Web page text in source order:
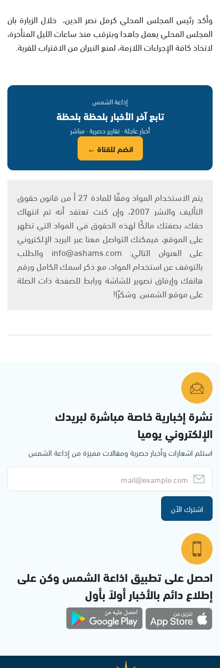
وأكد رئيس المجلس المحلي كرمل نصر الدين، خلال الزيارة بان
المجلس المحلي يعمل جاهدا وبترقب منذ ساعات الليل المتأخرة،
لاتخاذ كافة الإجراءات اللازمة، لمنع النيران من الاقتراب للقرية.
إذاعة الشمس
تابع آخر الأخبار بلحظة بلحظة
أخبار عاجلة · تقارير حصرية · مباشر
انضم للقناة ←
يتم الاستخدام المواد وفقًا للمادة 27 أ من قانون حقوق
التأليف والنشر 2007، وإن كنت تعتقد أنه تم انتهاك
حقك، بصفتك مالكًا لهذه الحقوق في المواد التي تظهر
على الموقع، فيمكنك التواصل معنا عبر البريد الإلكتروني
على العنوان التالي: info@ashams.com والطلب
بالتوقف عن استخدام المواد، مع ذكر اسمك الكامل ورقم
هاتفك وإرفاق تصوير للشاشة ورابط للصفحة ذات الصلة
على موقع الشمس. وشكرًا!
نشرة إخبارية خاصة مباشرة لبريدك
الإلكتروني يوميا
استلم اشعارات وأخبار حصرية ومقالات مميزة من إذاعة الشمس
اشترك الآن
احصل على تطبيق اذاعة الشمس وكن على
إطلاع دائم بالأخبار أولاً بأول